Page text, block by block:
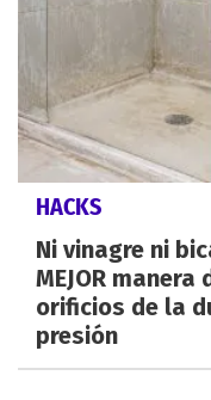
HACKS
Ni vinagre ni
MEJOR
orificios de la
presión